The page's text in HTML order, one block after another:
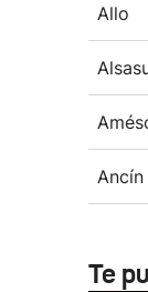
Allo
Ancín
Te